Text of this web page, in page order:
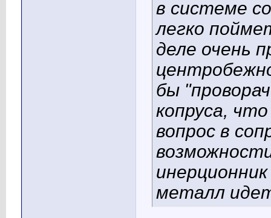
в системе
легко
деле очень
бы
копруса,
вопрос в
металл